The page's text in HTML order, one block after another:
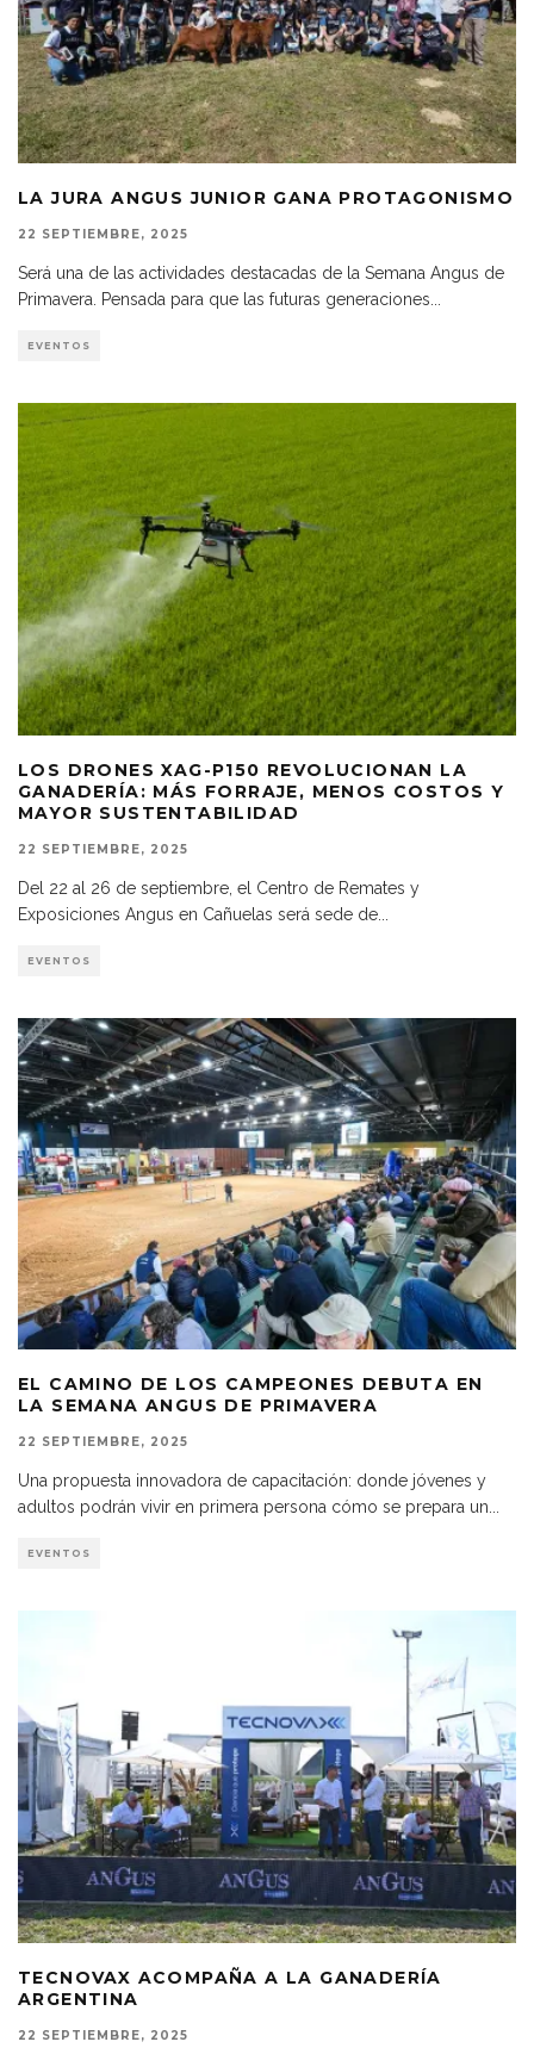
LA JURA ANGUS JUNIOR GANA PROTAGONISMO
22 SEPTIEMBRE, 2025
Será una de las actividades destacadas de la Semana Angus de
Primavera. Pensada para que las futuras generaciones
EVENTOS
LOS DRONES XAG-P150 REVOLUCIONAN LA
GANADERÍA: MÁS FORRAJE, MENOS COSTOS Y
MAYOR SUSTENTABILIDAD
22 SEPTIEMBRE, 2025
Del 22 al 26 de septiembre, el Centro de Remates y
Exposiciones Angus en Cañuelas será sede de
EVENTOS
EL CAMINO DE LOS CAMPEONES DEBUTA EN
LA SEMANA ANGUS DE PRIMAVERA
22 SEPTIEMBRE, 2025
Una propuesta innovadora de capacitación: donde jóvenes y
adultos podrán vivir en primera persona cómo se prepara un...
EVENTOS
TECNOVAX ACOMPAÑA A LA GANADERÍA
ARGENTINA
22 SEPTIEMBRE, 2025